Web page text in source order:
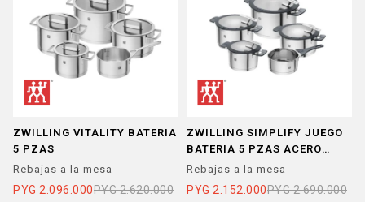
ZWILLING VITALITY BATERIA
5 PZAS
Rebajas a la mesa
PYG 2.096.000PYG 2.620.000
ZWILLING SIMPLIFY JUEGO
BATERIA 5 PZAS ACERO
INOX
Rebajas a la mesa
PYG 2.152.000PYG 2.690.000